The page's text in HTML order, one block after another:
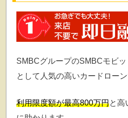
SMBCグループのSMBCモビ
として人気の高いカードローン
利用限度額が最高800万円と高